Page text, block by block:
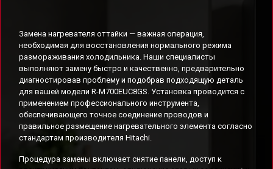
Замена нагревателя оттайки — важная операция,
необходимая для восстановления нормального режима
размораживания холодильника. Наши специалисты
выполняют замену быстро и качественно, предварительно
диагностировав проблему и подобрав подходящую деталь
для вашей модели R-M700EUC8GS. Установка проводится с
применением профессионального инструмента,
обеспечивающего точное соединение проводов и
правильное размещение нагревательного элемента согласно
стандартам производителя Hitachi.
Процедура замены включает снятие панели, доступ к